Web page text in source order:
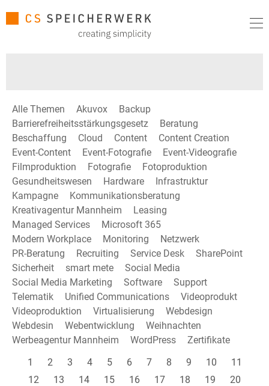
Alle Themen Akuvox
Backup
Barrierefreiheitsstärkungsgesetz
Beratung
Beschaffung
Cloud Content
Content Creation
Event-Content
Event-Fotografie
Event-Videografie
Filmproduktion
Fotografie
Fotoproduktion
Gesundheitswesen
Hardware
Infrastruktur
Kampagne
Kommunikationsberatung
Kreativagentur Mannheim
Leasing
Managed Services
Microsoft 365
Modern Workplace
Monitoring
Netzwerk
PR-Beratung
Recruiting Service Desk
SharePoint
Sicherheit
smart mete
Social Media
Social Media Marketing
Software
Support
Telematik
Unified Communications
Videoprodukt
Videoproduktion
Virtualisierung
Webdesign
Webdesin
Webentwicklung
Weihnachten
Werbeagentur Mannheim
WordPress
Zertifikate
1
2 3 4 5 6 7 8 9 10
11
12
13 14 15 16 17 18 19
20